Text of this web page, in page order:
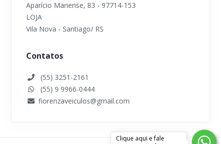
Aparício Mariense, 83 - 97714-153
LOJA
Vila Nova - Santiago/ RS
Contatos
(55) 3251-2161
(55) 9 9966-0444
fiorenzaveiculos@gmail.com
Clique aqui e fale